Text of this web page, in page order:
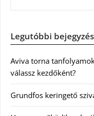
Legutóbbi
Aviva torna
válassz kezdőként?
Grundfos keringető